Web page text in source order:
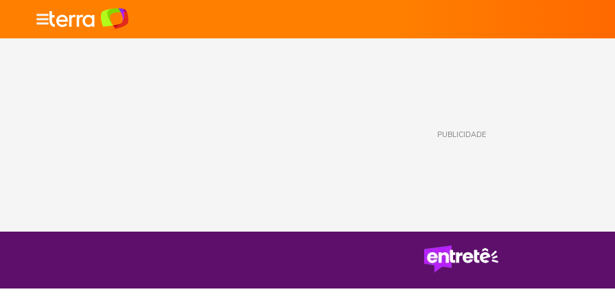
PUBLICIDADE